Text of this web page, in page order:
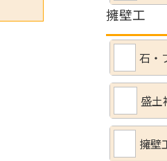
擁壁工
石・
盛土
擁壁